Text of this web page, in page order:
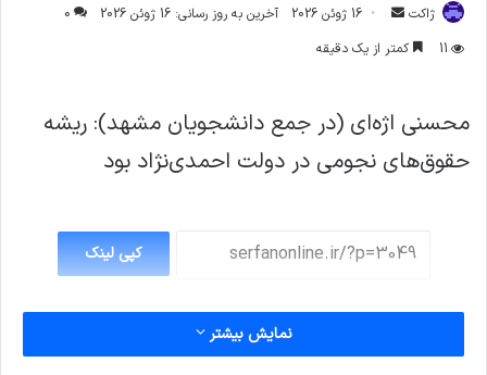
ژاکت
ارسال
ایمیل
16 ژوئن 2026 آخرین به روز رسانی: 16 ژوئن 2026
0
11
کمتر از یک دقیقه
محسنی اژه‌ای (در جمع دانشجویان مشهد): ریشه
حقوق‌های نجومی در دولت احمدی‌نژاد بود
کپی لینک
نمایش بیشتر